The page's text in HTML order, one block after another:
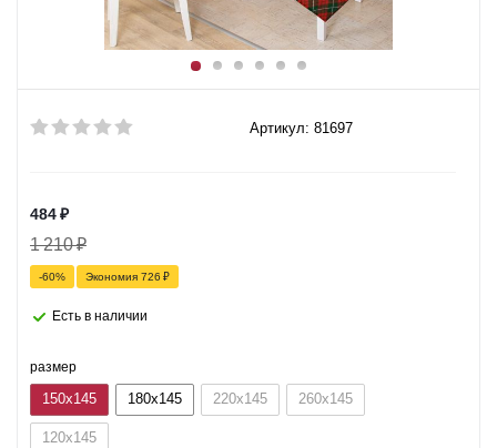
Артикул: 81697
484₽
1 210₽
-60% Экономия 726 ₽
Есть в наличии
размер
150x145 180x145 220x145 260x145
120x145